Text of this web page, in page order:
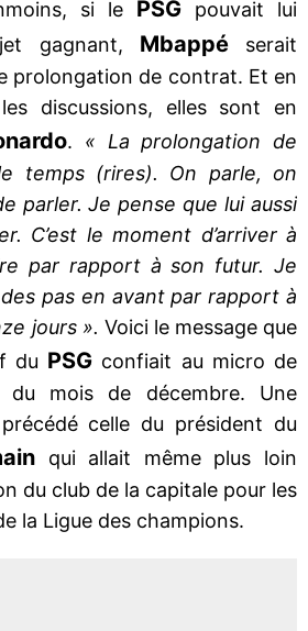
si le PSG pouvait lui
gagnant, Mbappéserait
prolongation de contrat. Et en
discussions, elles sont en
. « La prolongation de
temps (rires). On parle, on
parler. Je pense que lui aussi
C’est le moment d’arriver à
par rapport à son futur. Je
pas en avant par rapport à
jours ». Voici le message que
du PSG confiait au micro de
mois de décembre. Une
celle du président du
qui allait même plus loin
du club de la capitale pour les
la Ligue des champions.